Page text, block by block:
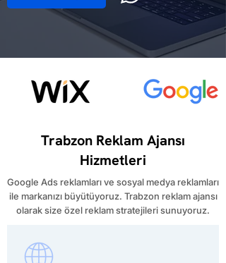
Trabzon Reklam Ajansı
Hizmetleri
Google Ads reklamları ve sosyal medya reklamları
ile markanızı büyütüyoruz. Trabzon reklam ajansı
olarak size özel reklam stratejileri sunuyoruz.